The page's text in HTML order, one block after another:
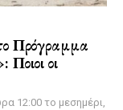
Πρόγραμμα
οι
12:00 το μεσημέρι,